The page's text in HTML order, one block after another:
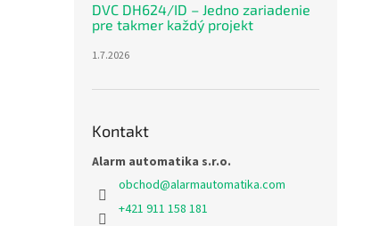
DVC DH624/ID – Jedno zariadenie
pre takmer každý projekt
1.7.2026
Kontakt
Alarm automatika s.r.o.
obchod@alarmautomatika.com
+421 911 158 181